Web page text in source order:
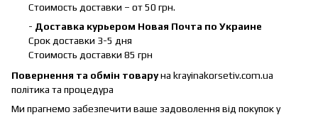
Стоимость доставки – от 50 грн.
- Доставка курьером Новая Почта по Украине
Срок доставки 3-5 дня
Стоимость доставки 85 грн
Повернення та обмін товаруна krayinakorsetiv.com.ua
політика та процедура
Ми прагнемо забезпечити ваше задоволення від покупок у